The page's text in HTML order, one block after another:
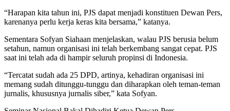
“Harapan kita tahun ini, PJS dapat menjadi konstituen Dewan Pers,
karenanya perlu kerja keras kita bersama,” katanya.
Sementara Sofyan Siahaan menjelaskan, walau PJS berusia belum
setahun, namun organisasi ini telah berkembang sangat cepat. PJS
saat ini telah ada di hampir seluruh propinsi di Indonesia.
“Tercatat sudah ada 25 DPD, artinya, kehadiran organisasi ini
memang sudah ditunggu-tunggu dan diharapkan oleh teman-teman
jurnalis, khususnya jurnalis siber,” kata Sofyan.